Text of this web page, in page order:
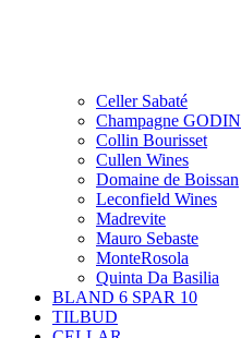
Celler Sabaté
Champagne GODIN
Collin Bourisset
Cullen Wines
Domaine de Boissan
Leconfield Wines
Madrevite
Mauro Sebaste
MonteRosola
Quinta Da Basilia
BLAND 6 SPAR 10
TILBUD